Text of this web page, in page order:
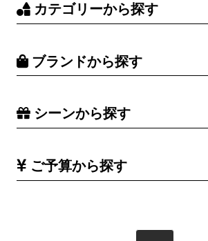
カテゴリーから探す
ブランドから探す
シーンから探す
ご予算から探す